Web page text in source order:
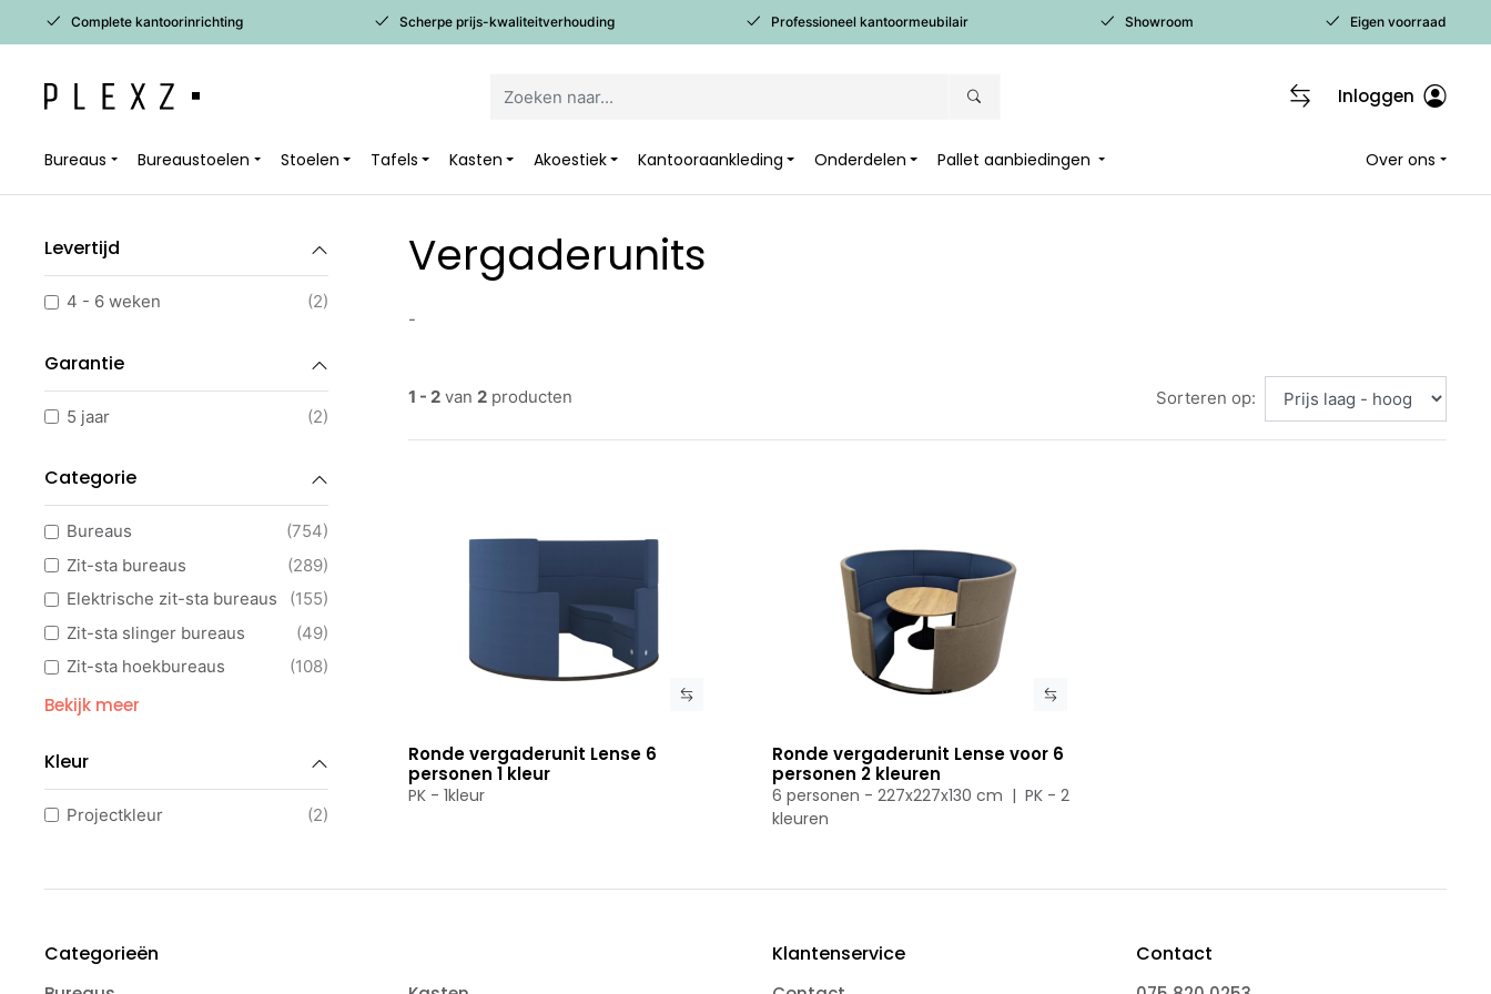
Complete kantoorinrichting Scherpe prijs-kwaliteitverhouding Professioneel kantoormeubilair Showroom Eigen voorraad
Inloggen
Bureaus Bureaustoelen Stoelen Tafels Kasten Akoestiek Kantooraankleding Onderdelen Pallet aanbiedingen Over ons
Levertijd
4 - 6 weken (2)
Garantie
5 jaar (2)
Categorie
Bureaus
(754)
Zit-sta bureaus
(289)
Elektrische zit-sta bureaus
(155)
Zit-sta slinger bureaus
(49)
Zit-sta hoekbureaus
(108)
Hoekbureaus
Duo bureaus
(78)
(187)
Ergonomische bureaukrukken
Bekijk meer
Kleur
Projectkleur (2)
Vergaderunits
-
1 - 2 van 2 producten Sorteren op:
Bekijk product
Ronde vergaderunit Lense 6
personen 1 kleur
PK - 1kleur
Bekijk product
Ronde vergaderunit Lense voor 6
personen 2 kleuren
6 personen - 227x227x130 cm | PK - 2
kleuren
Categorieën Klantenservice Contact